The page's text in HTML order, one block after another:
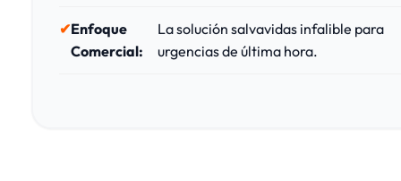
Enfoque
Comercial:
La solución salvavidas infalible para
urgencias de última hora.